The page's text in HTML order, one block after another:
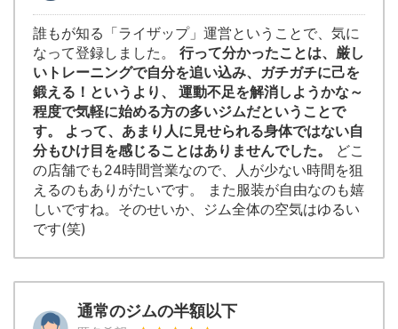
誰もが知る「ライザップ」運営ということで、気に
なって登録しました。 行って分かったことは、厳し
いトレーニングで自分を追い込み、ガチガチに己を
鍛える！というより、 運動不足を解消しようかな～
程度で気軽に始める方の多いジムだということで
す。 よって、あまり人に見せられる身体ではない自
分もひけ目を感じることはありませんでした。
どこ
の店舗でも24時間営業なので、人が少ない時間を狙
えるのもありがたいです。 また服装が自由なのも嬉
しいですね。そのせいか、ジム全体の空気はゆるい
です(笑)
通常のジムの半額以下